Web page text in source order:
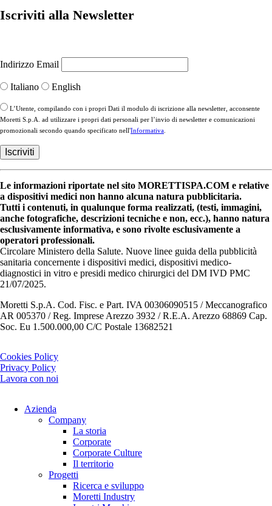
Iscriviti alla Newsletter
Indirizzo Email
Italiano English
L’Utente, compilando con i propri Dati il modulo di iscrizione alla newsletter, acconsente
Moretti S.p.A. ad utilizzare i propri dati personali per l’invio di newsletter e comunicazioni
promozionali secondo quando specificato nell'Informativa.
Le informazioni riportate nel sito MORETTISPA.COM e relative
a dispositivi medici non hanno alcuna natura pubblicitaria.
Tutti i contenuti, in qualunque forma realizzati, (testi, immagini,
anche fotografiche, descrizioni tecniche e non, ecc.), hanno natura
esclusivamente informativa, e sono rivolte esclusivamente a
operatori professionali.
Circolare Ministero della Salute. Nuove linee guida della pubblicità
sanitaria concernente i dispositivi medici, dispositivi medico-
diagnostici in vitro e presidi medico chirurgici del DM IVD PMC
21/07/2025.
Moretti S.p.A. Cod. Fisc. e Part. IVA 00306090515 / Meccanografico
AR 005370 / Reg. Imprese Arezzo 3932 / R.E.A. Arezzo 68869 Cap.
Soc. Eu 1.500.000,00 C/C Postale 13682521
Cookies Policy
Privacy Policy
Lavora con noi
Azienda
Company
La storia
Corporate
Corporate Culture
Il territorio
Progetti
Ricerca e sviluppo
Moretti Industry